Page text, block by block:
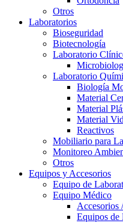
Otros
Laboratorios
Bioseguridad
Biotecnología
Laboratorio
Laboratorio
Biología
Material
Material
Material
Reactivos
Mobiliario para
Monitoreo
Otros
Equipos y Accesorios
Equipo de
Equipo Médico
Accesorios
Equipos de